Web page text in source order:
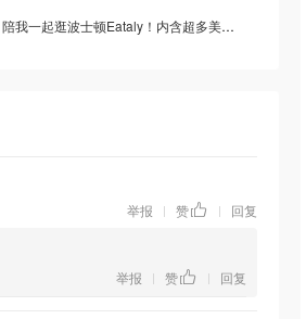
陪我一起逛波士顿Eataly！内含超多美图&美食分享
举报 | 赞 | 回复
举报 | 赞 | 回复